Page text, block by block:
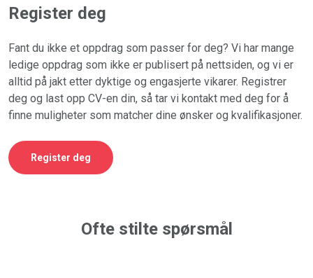
Register deg
Fant du ikke et oppdrag som passer for deg? Vi har mange
ledige oppdrag som ikke er publisert på nettsiden, og vi er
alltid på jakt etter dyktige og engasjerte vikarer. Registrer
deg og last opp CV-en din, så tar vi kontakt med deg for å
finne muligheter som matcher dine ønsker og kvalifikasjoner.
Register deg
Ofte stilte spørsmål